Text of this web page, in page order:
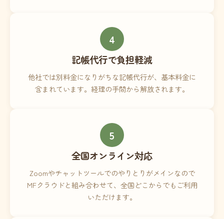
4
記帳代行で負担軽減
他社では別料金になりがちな記帳代行が、基本料金に
含まれています。経理の手間から解放されます。
5
全国オンライン対応
Zoomやチャットツールでのやりとりがメインなので
MFクラウドと組み合わせて、全国どこからでもご利用
いただけます。